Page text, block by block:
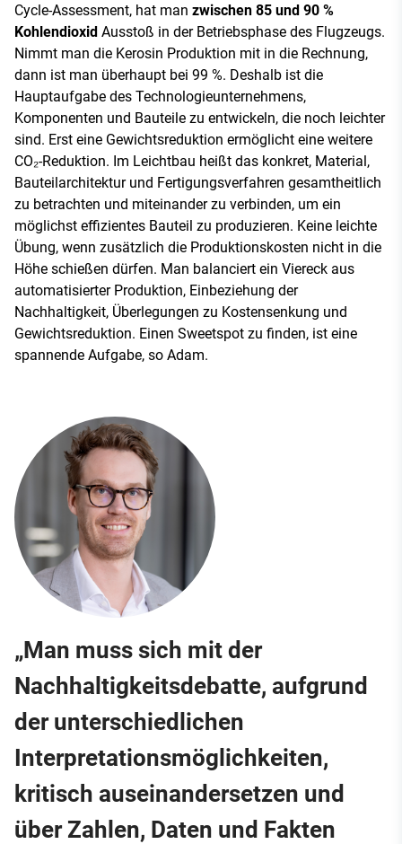
Cycle-Assessment, hat man zwischen 85 und 90 %
Kohlendioxid Ausstoß in der Betriebsphase des Flugzeugs.
Nimmt man die Kerosin Produktion mit in die Rechnung,
dann ist man überhaupt bei 99 %. Deshalb ist die
Hauptaufgabe des Technologieunternehmens,
Komponenten und Bauteile zu entwickeln, die noch leichter
sind. Erst eine Gewichtsreduktion ermöglicht eine weitere
CO₂-Reduktion. Im Leichtbau heißt das konkret, Material,
Bauteilarchitektur und Fertigungsverfahren gesamtheitlich
zu betrachten und miteinander zu verbinden, um ein
möglichst effizientes Bauteil zu produzieren. Keine leichte
Übung, wenn zusätzlich die Produktionskosten nicht in die
Höhe schießen dürfen. Man balanciert ein Viereck aus
automatisierter Produktion, Einbeziehung der
Nachhaltigkeit, Überlegungen zu Kostensenkung und
Gewichtsreduktion. Einen Sweetspot zu finden, ist eine
spannende Aufgabe, so Adam.
„Man muss sich mit der
Nachhaltigkeitsdebatte, aufgrund
der unterschiedlichen
Interpretationsmöglichkeiten,
kritisch auseinandersetzen und
über Zahlen, Daten und Fakten